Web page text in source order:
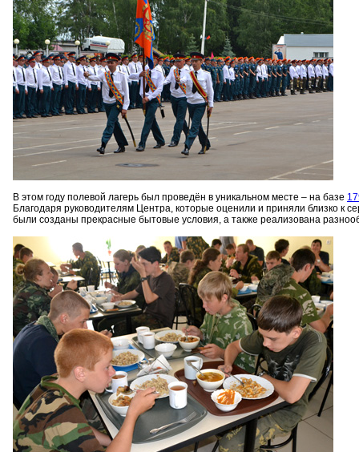
В этом году полевой лагерь был проведён в уникальном месте – на базе
Благодаря руководителям Центра, которые оценили и приняли близко к
были созданы прекрасные бытовые условия, а также реализована